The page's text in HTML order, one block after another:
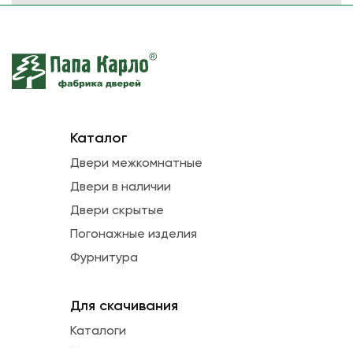
Каталог
Двери межкомнатные
Двери в наличии
Двери скрытые
Погонажные изделия
Фурнитура
Для скачивания
Каталоги